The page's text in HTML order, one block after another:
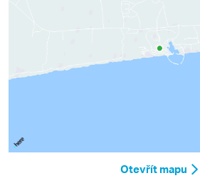
Otevřít mapu